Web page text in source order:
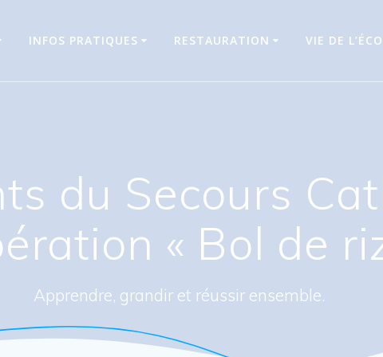
INFOS PRATIQUES RESTAURATION VIE DE
du Secours
« Bol de
Apprendre, grandir et réussir ensemble.